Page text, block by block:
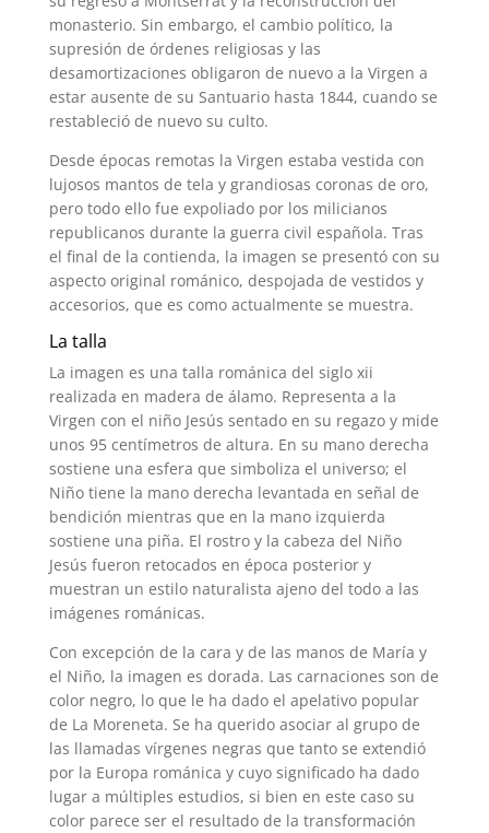
monasterio. Sin embargo, el cambio político, la
supresión de órdenes religiosas y las
desamortizaciones obligaron de nuevo a la Virgen a
estar ausente de su Santuario hasta 1844, cuando se
restableció de nuevo su culto.
Desde épocas remotas la Virgen estaba vestida con
lujosos mantos de tela y grandiosas coronas de oro,
pero todo ello fue expoliado por los milicianos
republicanos durante la guerra civil española. Tras
el final de la contienda, la imagen se presentó con su
aspecto original románico, despojada de vestidos y
accesorios, que es como actualmente se muestra.
La talla
La imagen es una talla románica del siglo xii
realizada en madera de álamo. Representa a la
Virgen con el niño Jesús sentado en su regazo y mide
unos 95 centímetros de altura. En su mano derecha
sostiene una esfera que simboliza el universo; el
Niño tiene la mano derecha levantada en señal de
bendición mientras que en la mano izquierda
sostiene una piña. El rostro y la cabeza del Niño
Jesús fueron retocados en época posterior y
muestran un estilo naturalista ajeno del todo a las
imágenes románicas.
Con excepción de la cara y de las manos de María y
el Niño, la imagen es dorada. Las carnaciones son de
color negro, lo que le ha dado el apelativo popular
de La Moreneta. Se ha querido asociar al grupo de
las llamadas vírgenes negras que tanto se extendió
por la Europa románica y cuyo significado ha dado
lugar a múltiples estudios, si bien en este caso su
color parece ser el resultado de la transformación